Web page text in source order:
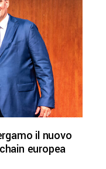
il nuovo
europea